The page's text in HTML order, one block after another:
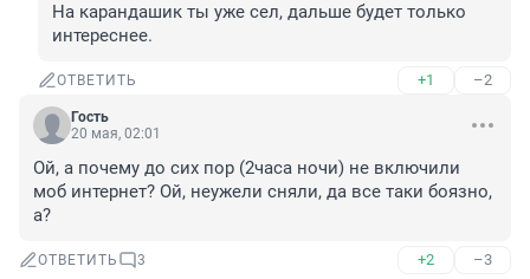
На карандашик ты уже сел, дальше будет только
интереснее.
ОТВЕТИТЬ +1 –2
Гость
20 мая, 02:01
Ой, а почему до сих пор (2часа ночи) не включили
моб интернет? Ой, неужели сняли, да все таки боязно,
а?
ОТВЕТИТЬ 3 +2 –3